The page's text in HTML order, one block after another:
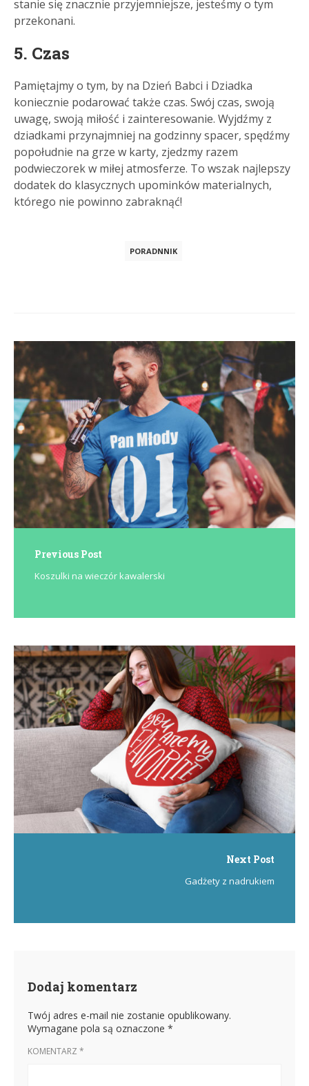
stanie się znacznie przyjemniejsze, jesteśmy o tym
przekonani.
5. Czas
Pamiętajmy o tym, by na Dzień Babci i Dziadka
koniecznie podarować także czas. Swój czas, swoją
uwagę, swoją miłość i zainteresowanie. Wyjdźmy z
dziadkami przynajmniej na godzinny spacer, spędźmy
popołudnie na grze w karty, zjedzmy razem
podwieczorek w miłej atmosferze. To wszak najlepszy
dodatek do klasycznych upominków materialnych,
którego nie powinno zabraknąć!
PORADNNIK
Post
navigation
Previous Post
Koszulki na wieczór kawalerski
Next Post
Gadżety z nadrukiem
Dodaj komentarz
Twój adres e-mail nie zostanie opublikowany.
Wymagane pola są oznaczone *
KOMENTARZ *